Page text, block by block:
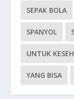
SEPAK BOLA
SPANYOL
UNTUK
YANG BISA